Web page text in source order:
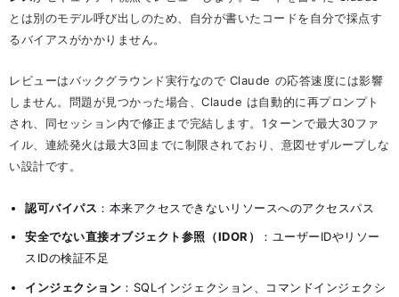
とは別のモデル呼び出しのため、自分が書いたコードを自分で採点す
るバイアスがかかりません。
レビューはバックグラウンド実行なので Claude の応答速度には影響
しません。問題が見つかった場合、Claude は自動的に再プロンプト
され、同セッション内で修正まで完結します。1ターンで最大30ファ
イル、連続発火は最大3回までに制限されており、意図せずループしな
い設計です。
認可バイパス ：本来アクセスできないリソースへのアクセスパス
安全でない直接オブジェクト参照（IDOR）
：ユーザーIDやリソー
スIDの検証不足
インジェクション ：SQLインジェクション、コマンドインジェクシ